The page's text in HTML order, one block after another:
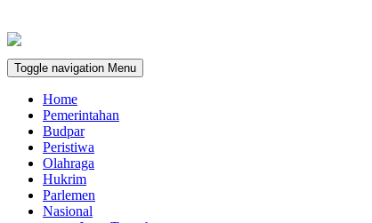
Toggle navigation Menu
Home
Pemerintahan
Budpar
Peristiwa
Olahraga
Hukrim
Parlemen
Nasional